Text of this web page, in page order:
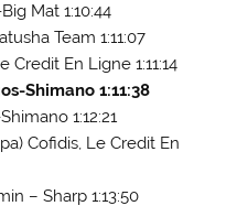
Mat 1:10:44
Team 1:11:07
Credit En Ligne 1:11:14
Shimano 1:11:38
1:12:21
Cofidis, Le Credit En
– Sharp 1:13:50